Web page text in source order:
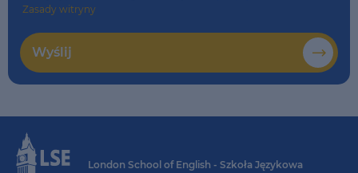
Zasady witryny
Wyślij
London School of English - Szkoła Językowa